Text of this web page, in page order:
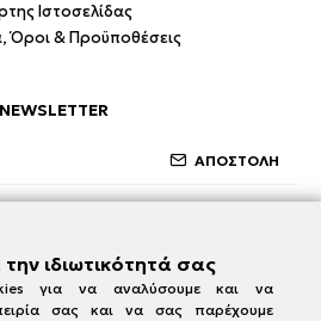
Ιστοσελίδας
Όροι & Προϋποθέσεις
NEWSLETTER
ΑΠΟΣΤΟΛΗ
ιδιωτικότητά σας
για να αναλύσουμε και να
σας και να σας παρέχουμε